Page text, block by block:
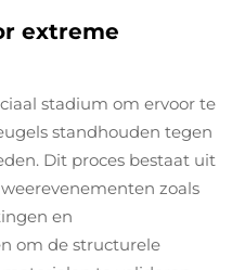
extreme
stadium om ervoor te
standhouden tegen
Dit proces bestaat uit
zoals
en
om de structurele